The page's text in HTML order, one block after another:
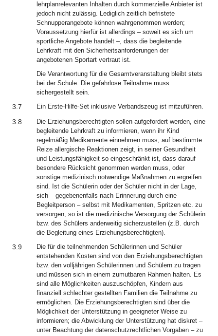
lehrplanrelevanten Inhalten durch kommerzielle Anbieter ist
jedoch nicht zulässig. Lediglich zeitlich befristete
Schnupperangebote können wahrgenommen werden;
Voraussetzung hierfür ist allerdings – soweit es sich um
sportliche Angebote handelt –, dass die begleitende
Lehrkraft mit den Sicherheitsanforderungen der
angebotenen Sportart vertraut ist.
Die Verantwortung für die Gesamtveranstaltung bleibt stets
bei der Schule. Die gefahrlose Teilnahme muss
sichergestellt sein.
3.7 Ein Erste-Hilfe-Set inklusive Verbandszeug ist mitzuführen.
3.8
Die Erziehungsberechtigten sollen aufgefordert werden, eine
begleitende Lehrkraft zu informieren, wenn ihr Kind
regelmäßig Medikamente einnehmen muss, auf bestimmte
Reize allergische Reaktionen zeigt, in seiner Gesundheit
und Leistungsfähigkeit so eingeschränkt ist, dass darauf
besondere Rücksicht genommen werden muss, oder
sonstige medizinisch notwendige Maßnahmen zu ergreifen
sind. Ist die Schülerin oder der Schüler nicht in der Lage,
sich – gegebenenfalls nach Erinnerung durch eine
Begleitperson – selbst mit Medikamenten, Spritzen etc. zu
versorgen, so ist die medizinische Versorgung der Schülerin
bzw. des Schülers anderweitig sicherzustellen (z.B. durch
die Begleitung eines Erziehungsberechtigten).
3.9
Die für die teilnehmenden Schülerinnen und Schüler
entstehenden Kosten sind von den Erziehungsberechtigten
bzw. den volljährigen Schülerinnen und Schülern zu tragen
und müssen sich in einem zumutbaren Rahmen halten. Es
sind alle Möglichkeiten auszuschöpfen, Kindern aus
finanziell schlechter gestellten Familien die Teilnahme zu
ermöglichen. Die Erziehungsberechtigten sind über die
Möglichkeit der Unterstützung in geeigneter Weise zu
informieren; die Abwicklung der Unterstützung hat diskret –
unter Beachtung der datenschutzrechtlichen Vorgaben – zu